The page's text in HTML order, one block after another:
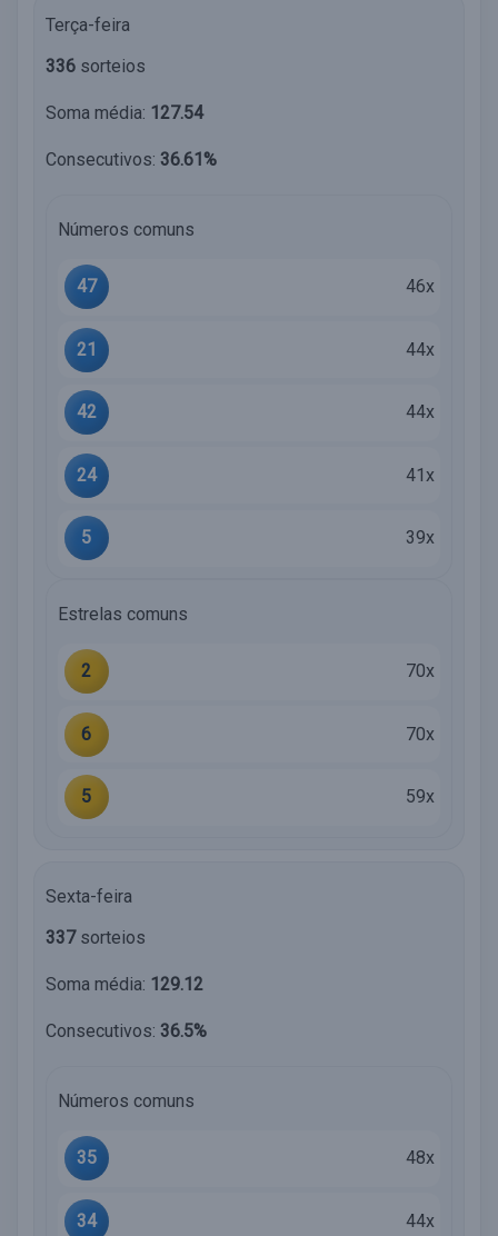
Terça-feira
336 sorteios
Soma média: 127.54
Consecutivos: 36.61%
Números comuns
47 46x
21 44x
42 44x
24 41x
5 39x
Estrelas comuns
2 70x
6 70x
5 59x
Sexta-feira
337sorteios
Soma média: 129.12
Consecutivos: 36.5%
Números comuns
35 48x
34 44x